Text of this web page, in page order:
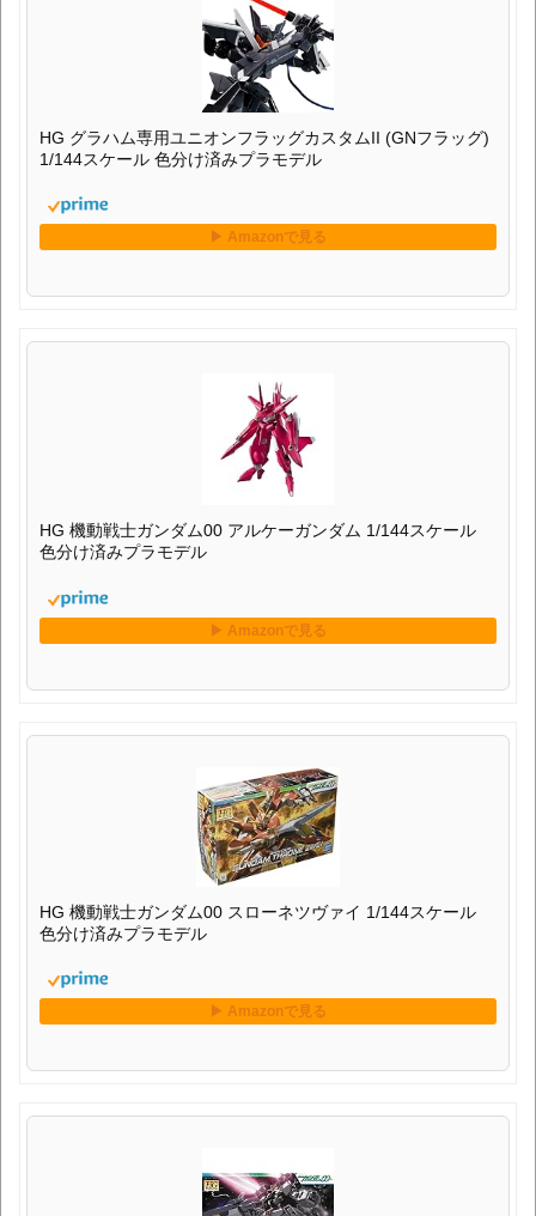
HG グラハム専用ユニオンフラッグカスタムII (GNフラッグ)
1/144スケール 色分け済みプラモデル
HG 機動戦士ガンダム00 アルケーガンダム 1/144スケール
色分け済みプラモデル
HG 機動戦士ガンダム00 スローネツヴァイ 1/144スケール
色分け済みプラモデル